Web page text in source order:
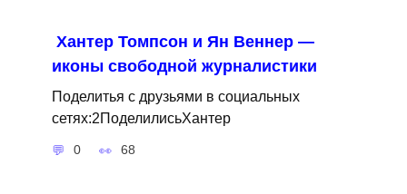
Хантер Томпсон и Ян Веннер —
иконы свободной журналистики
Поделитья с друзьями в социальных
сетях:2ПоделилисьХантер
0 68